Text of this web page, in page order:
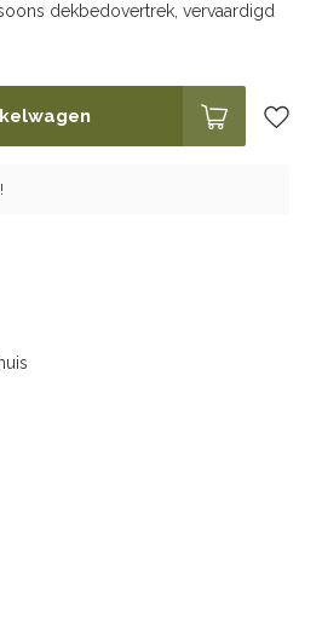
dekbedovertrek, vervaardigd